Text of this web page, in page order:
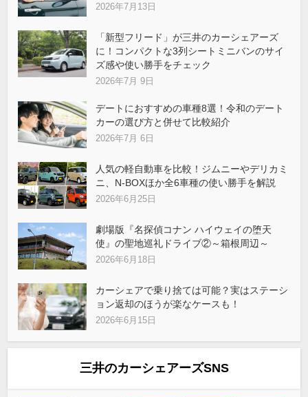
2026年7月13日
「新型フリード」が三井のカーシェアーズ
に！コンパクトな3列シートミニバンのサイ
ズ感や使い勝手をチェック
2026年7月 9日
デートにおすすめの車種8選！令和のデート
カーの選び方と併せて比較紹介
2026年7月 6日
人気の軽自動車を比較！ジムニーやデリカミ
ニ、N-BOXほか全6車種の使い勝手を解説
2026年6月25日
劇場版『名探偵コナン ハイウェイの堕天
使』の聖地巡礼ドライブ②～箱根周辺～
2026年6月18日
カーシェアで乗り捨ては可能？実はステーシ
ョン返却のほうが楽なケースも！
2026年6月15日
三井のカーシェアーズSNS